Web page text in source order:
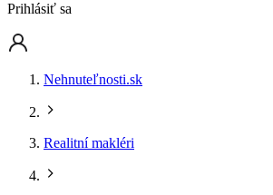
Prihlásiť sa
Nehnuteľnosti.sk
Realitní makléri